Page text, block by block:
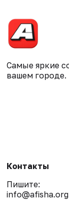
Самые яркие
вашем городе.
Контакты
Пишите: